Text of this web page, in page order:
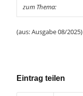
zum Thema:
(aus: Ausgabe 08/2025)
Eintrag teilen